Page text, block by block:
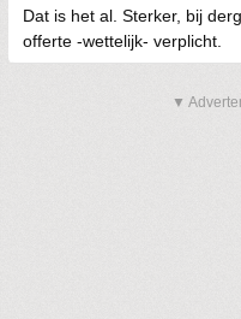
Dat is het al. Sterker, bij
offerte -wettelijk- verplicht.
▼